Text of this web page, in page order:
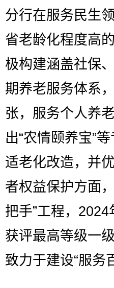
分行在服务民生
省老龄化程度高
极构建涵盖社保
期养老服务体系
张，服务个人养
出“农情颐养宝”
适老化改造，并
者权益保护方面
把手”工程，
获评最高等级一
致力于建设“服务